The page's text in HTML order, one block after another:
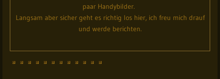
paar Handybilder.
Langsam aber sicher geht es richtig los hier, ich freu mich drauf
und werde berichten.